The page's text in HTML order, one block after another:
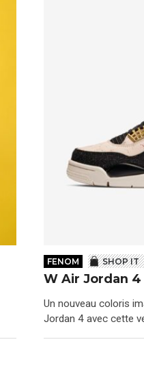
FENOM SHOP IT
W Air Jordan
Un nouveau coloris
Jordan 4 avec cette